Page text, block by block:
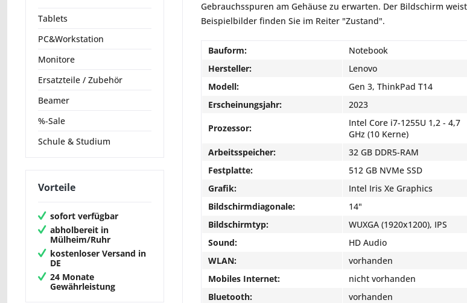
Tablets
PC&Workstation
Monitore
Ersatzteile / Zubehör
Beamer
%-Sale
Schule & Studium
Vorteile
sofort verfügbar
abholbereit in
Mülheim/Ruhr
kostenloser Versand in
DE
24 Monate
Gewährleistung
Gebrauchsspuren am Gehäuse zu erwarten. Der Bildschirm
Beispielbilder finden Sie im Reiter "Zustand".
Bauform:
Notebook
Hersteller:
Lenovo
Modell:
Gen 3, ThinkPad T14
Erscheinungsjahr:
2023
Prozessor:
Intel Core i7-1255U 1,2 - 4,7
GHz (10 Kerne)
Arbeitsspeicher:
32 GB DDR5-RAM
Festplatte:
512 GB NVMe SSD
Grafik:
Intel Iris Xe Graphics
Bildschirmdiagonale:
14"
Bildschirmtyp:
WUXGA (1920x1200), IPS
Sound:
HD Audio
WLAN:
vorhanden
Mobiles Internet:
nicht vorhanden
Bluetooth:
vorhanden